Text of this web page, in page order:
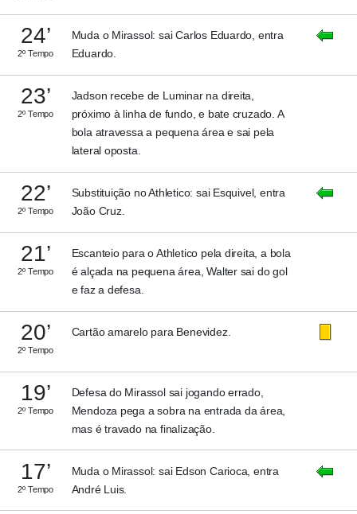
24’
2º Tempo
Muda o Mirassol: sai Carlos Eduardo, entra
Eduardo.
23’
2º Tempo
Jadson recebe de Luminar na direita,
próximo à linha de fundo, e bate cruzado. A
bola atravessa a pequena área e sai pela
lateral oposta.
22’
2º Tempo
Substituição no Athletico: sai Esquivel, entra
João Cruz.
21’
2º Tempo
Escanteio para o Athletico pela direita, a bola
é alçada na pequena área, Walter sai do gol
e faz a defesa.
20’
2º Tempo
Cartão amarelo para Benevidez.
19’
2º Tempo
Defesa do Mirassol sai jogando errado,
Mendoza pega a sobra na entrada da área,
mas é travado na finalização.
17’
2º Tempo
Muda o Mirassol: sai Edson Carioca, entra
André Luis.